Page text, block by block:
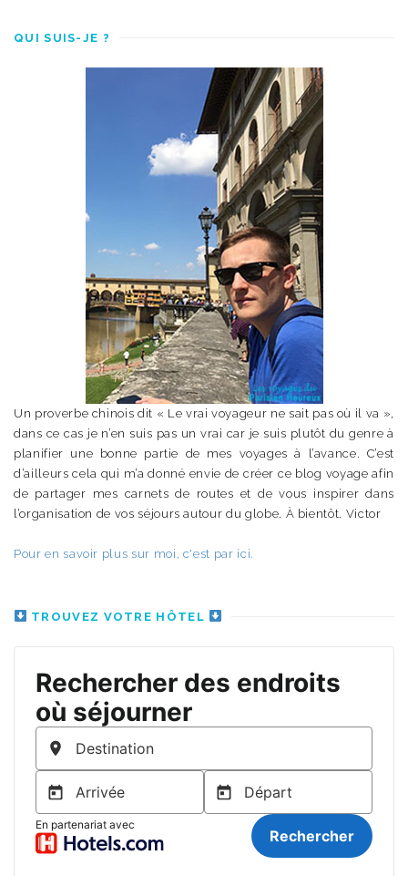
QUI SUIS-JE ?
Un proverbe chinois dit « Le vrai voyageur ne sait pas où il va »,
dans ce cas je n’en suis pas un vrai car je suis plutôt du genre à
planifier une bonne partie de mes voyages à l’avance. C’est
d’ailleurs cela qui m’a donné envie de créer ce blog voyage afin
de partager mes carnets de routes et de vous inspirer dans
l’organisation de vos séjours autour du globe. À bientôt. Victor
Pour en savoir plus sur moi, c'est par ici.
TROUVEZ VOTRE HÔTEL